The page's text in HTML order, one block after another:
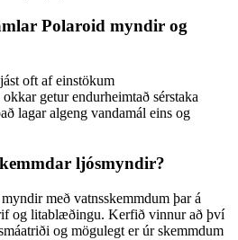
Polaroid myndir og
oft af einstökum
getur endurheimtað sérstaka
lagar algeng vandamál eins og
ljósmyndir?
með vatnsskemmdum þar á
og litablæðingu. Kerfið vinnur að því
og mögulegt er úr skemmdum